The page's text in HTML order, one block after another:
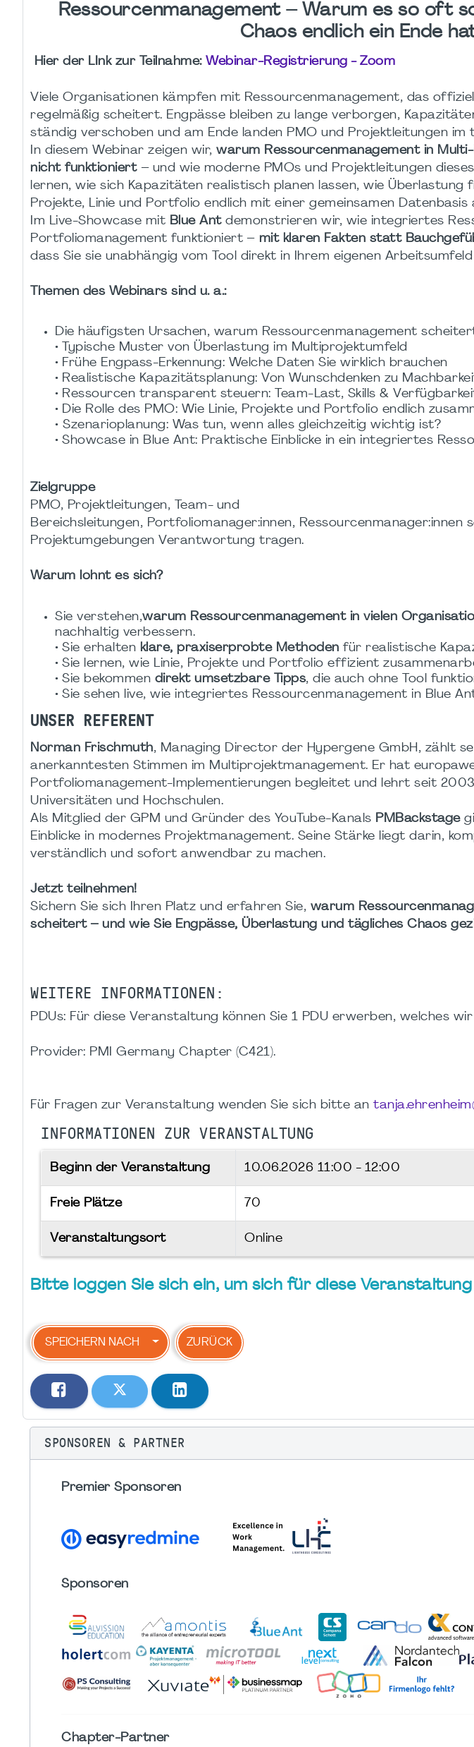
Ressourcenmanagement – Warum es so oft
Chaos endlich ein Ende
Hier der LInk zur Teilnahme: Webinar-Registrierung - Zoom
Viele Organisationen kämpfen mit Ressourcenmanagement, das
regelmäßig scheitert. Engpässe bleiben zu lange verborgen,
ständig verschoben und am Ende landen PMO und Projektleitungen im
In diesem Webinar zeigen wir, warum Ressourcenmanagement in
nicht funktioniert– und wie moderne PMOs und Projektleitungen
lernen, wie sich Kapazitäten realistisch planen lassen, wie
Projekte, Linie und Portfolio endlich mit einer gemeinsamen Datenbasis
Im Live-Showcase mit Blue Antdemonstrieren wir, wie integriertes
Portfoliomanagement funktioniert – mit klaren Fakten statt
dass Sie sie unabhängig vom Tool direkt in Ihrem eigenen
Themen des Webinars sind u. a.:
Die häufigsten Ursachen, warum Ressourcenmanagement
• Typische Muster von Überlastung im Multiprojektumfeld
• Frühe Engpass-Erkennung: Welche Daten Sie wirklich brauchen
• Realistische Kapazitätsplanung: Von Wunschdenken zu
• Ressourcen transparent steuern: Team-Last, Skills &
• Die Rolle des PMO: Wie Linie, Projekte und Portfolio endlich
• Szenarioplanung: Was tun, wenn alles gleichzeitig wichtig ist?
• Showcase in Blue Ant: Praktische Einblicke in ein integriertes
Zielgruppe
PMO, Projektleitungen, Team- und
Bereichsleitungen, Portfoliomanager:innen, Ressourcenmanager:innen
Projektumgebungen Verantwortung tragen.
Warum lohnt es sich?
Sie verstehen,warum Ressourcenmanagement in vielen
nachhaltig verbessern.
• Sie erhalten klare, praxiserprobte Methoden für realistische
• Sie lernen, wie Linie, Projekte und Portfolio effizient
• Sie bekommen direkt umsetzbare Tipps, die auch ohne Tool
• Sie sehen live, wie integriertes Ressourcenmanagement in Blue
UNSER REFERENT
Norman Frischmuth, Managing Director der Hypergene GmbH, zählt
anerkanntesten Stimmen im Multiprojektmanagement. Er hat
Portfoliomanagement-Implementierungen begleitet und lehrt seit
Universitäten und Hochschulen.
Als Mitglied der GPM und Gründer des YouTube-Kanals PMBackstage
Einblicke in modernes Projektmanagement. Seine Stärke liegt darin,
verständlich und sofort anwendbar zu machen.
Jetzt teilnehmen!
Sichern Sie sich Ihren Platz und erfahren Sie, warum
scheitert – und wie Sie Engpässe, Überlastung und tägliches Chaos
WEITERE INFORMATIONEN:
PDUs: Für diese Veranstaltung können Sie 1 PDU erwerben, welches
Provider: PMI Germany Chapter (C421).
Für Fragen zur Veranstaltung wenden Sie sich bitte an
INFORMATIONEN ZUR VERANSTALTUNG
Beginn der Veranstaltung 10.06.2026 11:00 - 12:00
Freie Plätze 70
Veranstaltungsort Online
Bitte loggen Sie sich ein, um sich für diese
SPEICHERN NACH ZURÜCK
SPONSOREN & PARTNER
Premier Sponsoren
Sponsoren
Chapter-Partner